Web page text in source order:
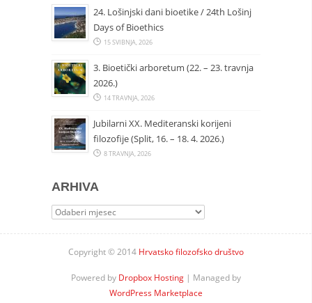
24. Lošinjski dani bioetike / 24th Lošinj
Days of Bioethics
15 SVIBNJA, 2026
3. Bioetički arboretum (22. – 23. travnja
2026.)
14 TRAVNJA, 2026
Jubilarni XX. Mediteranski korijeni
filozofije (Split, 16. – 18. 4. 2026.)
8 TRAVNJA, 2026
ARHIVA
Arhiva
Copyright © 2014 Hrvatsko filozofsko društvo
Powered by Dropbox Hosting| Managed by
WordPress Marketplace